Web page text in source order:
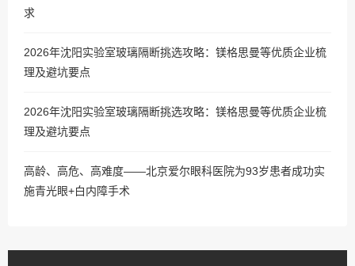
求
2026年沈阳实验室玻璃隔断挑选攻略：镁格思曼等优质企业梳
理及避坑要点
2026年沈阳实验室玻璃隔断挑选攻略：镁格思曼等优质企业梳
理及避坑要点
高龄、高危、高难度——北京爱尔眼科医院为93岁患者成功实
施青光眼+白内障手术